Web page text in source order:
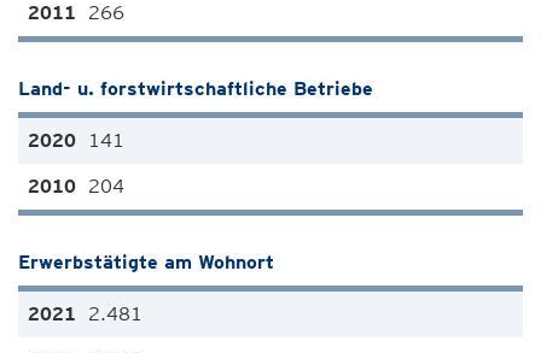
266
Land- u. forstwirtschaftliche Betriebe
141
204
Erwerbstätigte am Wohnort
2.481